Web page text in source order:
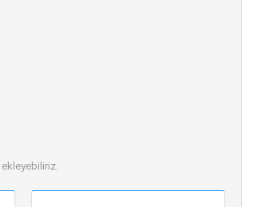
ekleyebiliriz.